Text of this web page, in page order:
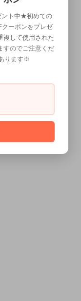
ント中★初めての
ーポンをプレゼ
複して使用された
すのでご注意くだ
ります※